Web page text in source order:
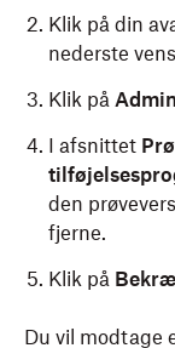
Klik på din
nederste
Klik på
I afsnittet
den
fjerne.
Klik på
Du vil modtage